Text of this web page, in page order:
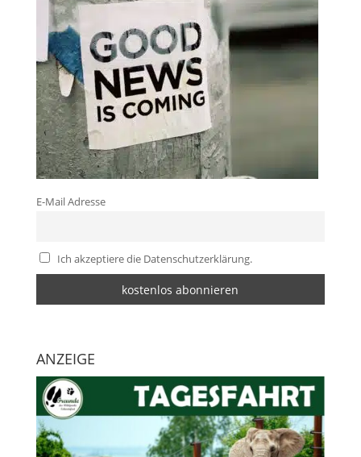
E-Mail Adresse
Ich akzeptiere die Datenschutzerklärung.
ANZEIGE